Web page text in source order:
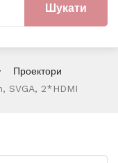
Шукати
Проектори
SVGA, 2*HDMI